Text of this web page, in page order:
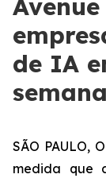
de IA
SÃO PAULO,
medida que